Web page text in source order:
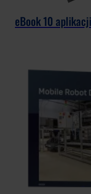
eBook 10 aplikacji